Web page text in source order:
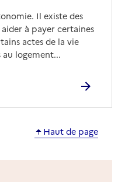
Il existe des
à payer certaines
actes de la vie
logement...
Haut de page